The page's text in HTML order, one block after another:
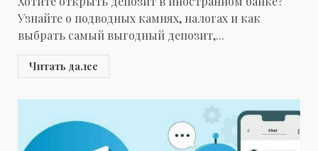
Узнайте о подводных камнях, налогах и как
выбрать самый выгодный депозит,...
Читать далее